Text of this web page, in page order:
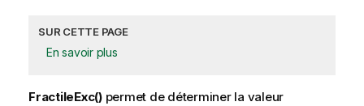
SUR CETTE PAGE
En savoir plus
FractileExc()permet de déterminer la valeur